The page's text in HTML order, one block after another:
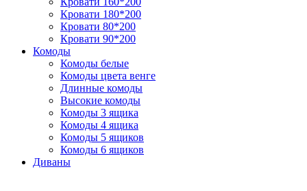
Кровати 180*200
Кровати 80*200
Кровати 90*200
Комоды
Комоды белые
Комоды цвета венге
Длинные комоды
Высокие комоды
Комоды 3 ящика
Комоды 4 ящика
Комоды 5 ящиков
Комоды 6 ящиков
Диваны